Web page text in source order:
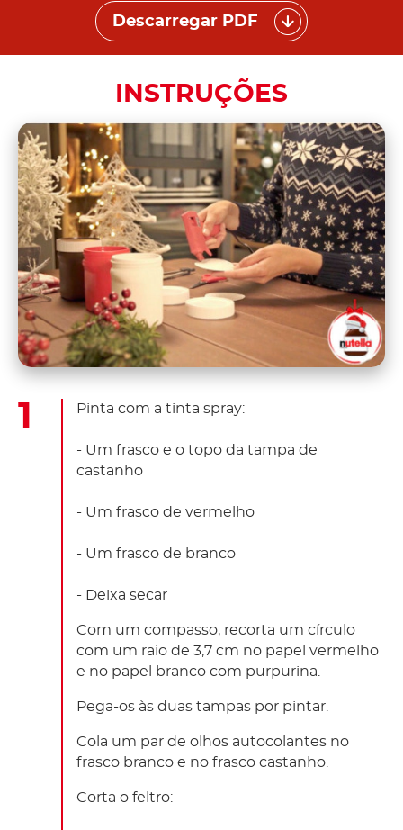
Descarregar PDF
INSTRUÇÕES
Pinta com a tinta spray:
- Um frasco e o topo da tampa de
castanho
- Um frasco de vermelho
- Um frasco de branco
- Deixa secar
Com um compasso, recorta um círculo
com um raio de 3,7 cm no papel vermelho
e no papel branco com purpurina.
Pega-os às duas tampas por pintar.
Cola um par de olhos autocolantes no
frasco branco e no frasco castanho.
Corta o feltro: